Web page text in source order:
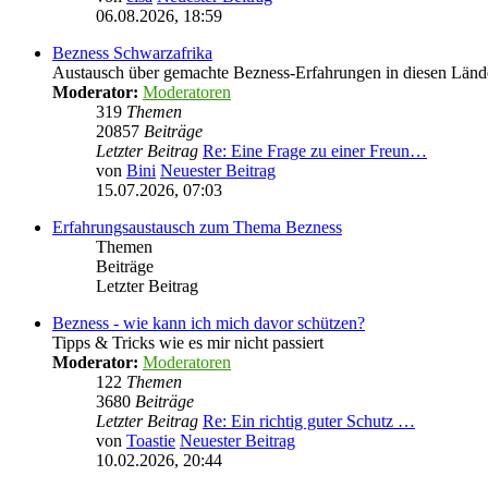
06.08.2026, 18:59
Bezness Schwarzafrika
Austausch über gemachte Bezness-Erfahrungen in diesen
Moderator: Moderatoren
319 Themen
20857 Beiträge
Letzter Beitrag Re: Eine Frage zu einer Freun…
von Bini Neuester Beitrag
15.07.2026, 07:03
Erfahrungsaustausch zum Thema Bezness
Themen
Beiträge
Letzter Beitrag
Bezness - wie kann ich mich davor schützen?
Tipps & Tricks wie es mir nicht passiert
Moderator: Moderatoren
122 Themen
3680 Beiträge
Letzter Beitrag Re: Ein richtig guter Schutz …
von Toastie Neuester Beitrag
10.02.2026, 20:44